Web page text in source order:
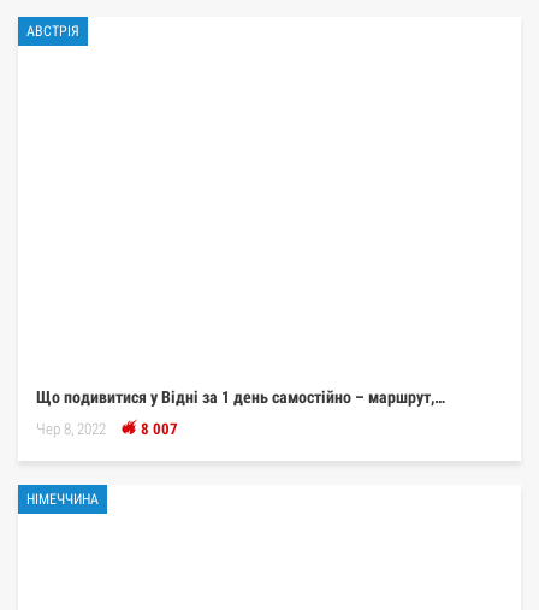
АВСТРІЯ
Що подивитися у Відні за 1 день самостійно – маршрут,…
Чер 8, 2022 8 007
НІМЕЧЧИНА